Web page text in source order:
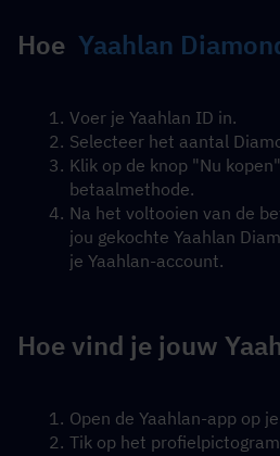
Hoe Yaahlan
Voer je Yaahlan ID in.
Selecteer het aantal
Klik op de knop "Nu
betaalmethode.
Na het voltooien van de
jou gekochte Yaahlan
je Yaahlan-account.
Hoe vind je jouw
Open de Yaahlan-app op
Tik op het